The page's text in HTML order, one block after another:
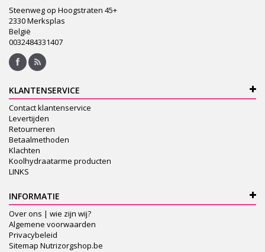
Steenweg op Hoogstraten 45+
2330 Merksplas
België
0032484331407
KLANTENSERVICE
Contact klantenservice
Levertijden
Retourneren
Betaalmethoden
Klachten
Koolhydraatarme producten
LINKS
INFORMATIE
Over ons | wie zijn wij?
Algemene voorwaarden
Privacybeleid
Sitemap Nutrizorgshop.be